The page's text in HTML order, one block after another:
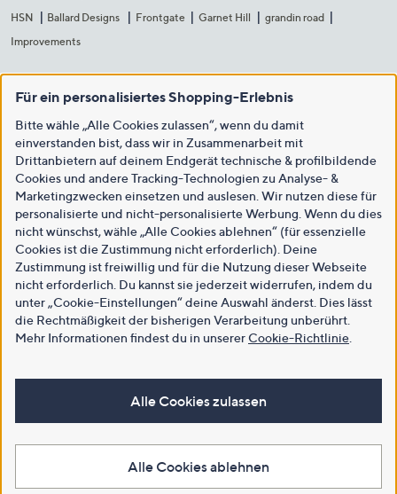
HSN
Ballard Designs Frontgate Garnet Hill
grandin road
Improvements
Für ein personalisiertes Shopping-Erlebnis
Bitte wähle „Alle Cookies zulassen“, wenn du damit
einverstanden bist, dass wir in Zusammenarbeit mit
Drittanbietern auf deinem Endgerät technische & profilbildende
Cookies und andere Tracking-Technologien zu Analyse- &
Marketingzwecken einsetzen und auslesen. Wir nutzen diese für
personalisierte und nicht-personalisierte Werbung. Wenn du dies
nicht wünschst, wähle „Alle Cookies ablehnen“ (für essenzielle
Cookies ist die Zustimmung nicht erforderlich). Deine
Zustimmung ist freiwillig und für die Nutzung dieser Webseite
nicht erforderlich. Du kannst sie jederzeit widerrufen, indem du
unter „Cookie-Einstellungen“ deine Auswahl änderst. Dies lässt
die Rechtmäßigkeit der bisherigen Verarbeitung unberührt.
Mehr Informationen findest du in unsererCookie-Richtlinie
Alle Cookies zulassen
Alle Cookies ablehnen